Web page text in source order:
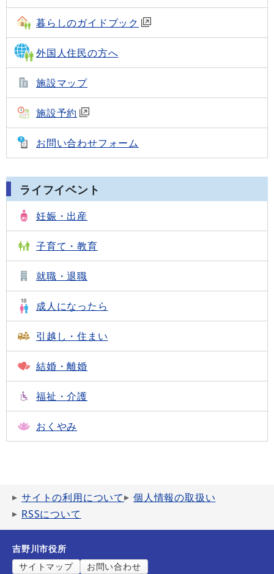
暮らしのガイドブック
外国人住民の方へ
施設マップ
施設予約
お問い合わせフォーム
ライフイベント
妊娠・出産
子育て・教育
就職・退職
成人になったら
引越し・住まい
結婚・離婚
福祉・介護
おくやみ
サイトの利用について
個人情報の取扱い
RSSについて
吉野川市役所
サイトマップ
お問い合わせ